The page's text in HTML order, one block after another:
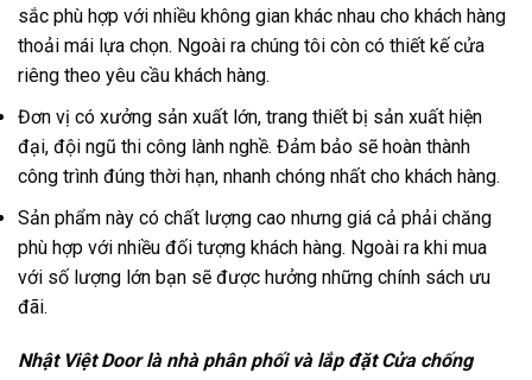
sắc phù hợp với nhiều không gian khác nhau cho khách hàng
thoải mái lựa chọn. Ngoài ra chúng tôi còn có thiết kế cửa
riêng theo yêu cầu khách hàng.
Đơn vị có xưởng sản xuất lớn, trang thiết bị sản xuất hiện
đại, đội ngũ thi công lành nghề. Đảm bảo sẽ hoàn thành
công trình đúng thời hạn, nhanh chóng nhất cho khách hàng.
Sản phẩm này có chất lượng cao nhưng giá cả phải chăng
phù hợp với nhiều đối tượng khách hàng. Ngoài ra khi mua
với số lượng lớn bạn sẽ được hưởng những chính sách ưu
đãi.
Nhật Việt Door là nhà phân phối và lắp đặt Cửa chống